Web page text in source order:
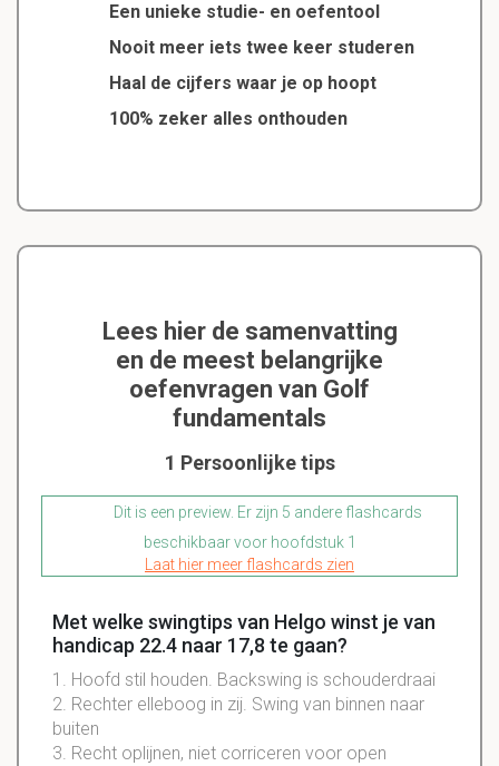
Een unieke studie- en oefentool
Nooit meer iets twee keer studeren
Haal de cijfers waar je op hoopt
100% zeker alles onthouden
Lees hier de samenvatting
en de meest belangrijke
oefenvragen van Golf
fundamentals
1 Persoonlijke tips
Dit is een preview. Er zijn 5 andere flashcards
beschikbaar voor hoofdstuk 1
Laat hier meer flashcards zien
Met welke swingtips van Helgo winst je van
handicap 22.4 naar 17,8 te gaan?
1. Hoofd stil houden. Backswing is schouderdraai
2. Rechter elleboog in zij. Swing van binnen naar
buiten
3. Recht oplijnen, niet corriceren voor open